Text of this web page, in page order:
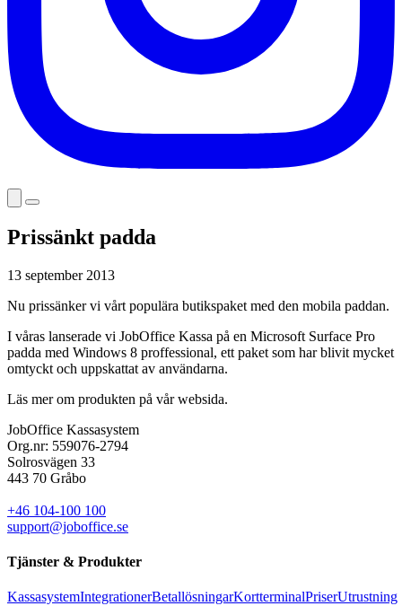
Prissänkt padda
13 september 2013
Nu prissänker vi vårt populära butikspaket med den mobila paddan.
I våras lanserade vi JobOffice Kassa på en Microsoft Surface Pro
padda med Windows 8 proffessional, ett paket som har blivit mycket
omtyckt och uppskattat av användarna.
Läs mer om produkten på vår websida.
JobOffice Kassasystem
Org.nr: 559076-2794
Solrosvägen 33
443 70 Gråbo
+46 104-100 100
support@joboffice.se
Tjänster & Produkter
KassasystemIntegrationerBetallösningarKortterminalPriserUtrustning